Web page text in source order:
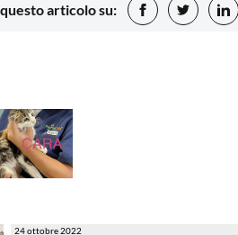
articolo su:
24 ottobre 2022